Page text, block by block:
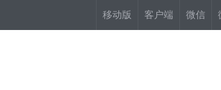
移动版 客户端 微信